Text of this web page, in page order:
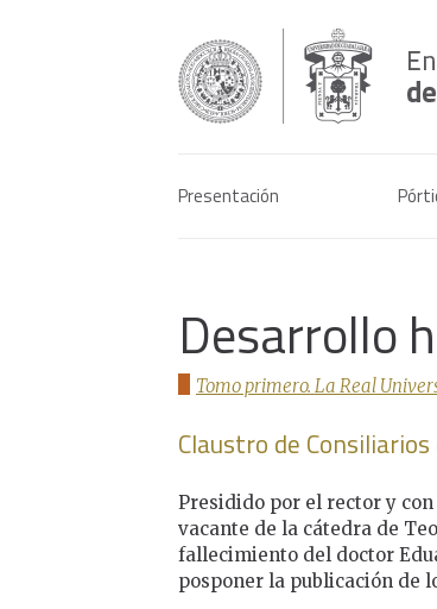
Presentación
Desarrollo
Tomo primero. La Real
Claustro de
Presidido por el rector y
vacante de la cátedra de
fallecimiento del doctor
posponer la publicación de